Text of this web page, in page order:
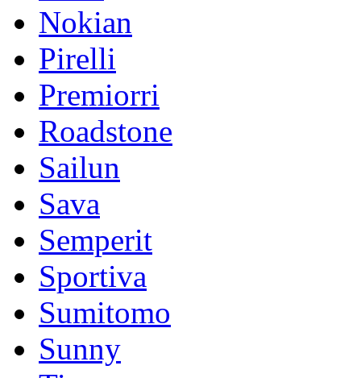
Nokian
Pirelli
Premiorri
Roadstone
Sailun
Sava
Semperit
Sportiva
Sumitomo
Sunny